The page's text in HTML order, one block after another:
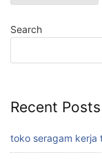
Search
Recent Posts
toko seragam kerja